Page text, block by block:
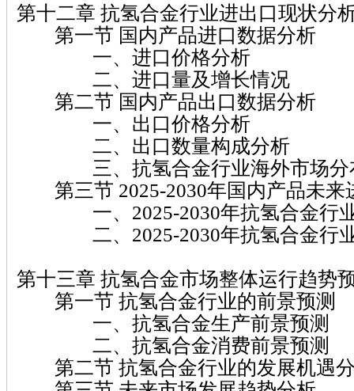
第十二章 抗氢合金行业进出口现状分
第一节 国内产品进口数据分析
一、进口价格分析
二、进口量及增长情况
第二节 国内产品出口数据分析
一、出口价格分析
二、出口数量构成分析
三、抗氢合金行业海外市场分
第三节 2025-2030年国内产品未来
一、2025-2030年抗氢合金行业
二、2025-2030年抗氢合金行业
第十三章 抗氢合金市场整体运行趋势
第一节 抗氢合金行业的前景预测
一、抗氢合金生产前景预测
二、抗氢合金消费前景预测
第二节 抗氢合金行业的发展机遇